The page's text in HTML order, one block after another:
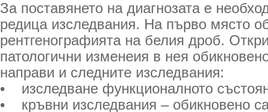
За поставянето на диагнозата е
редица изследвания. На първо място
рентгенографията на белия дроб.
патологични изменеия в нея
направи и следните изследвания:
• изследване функционалното
• кръвни изследвания – обикновено